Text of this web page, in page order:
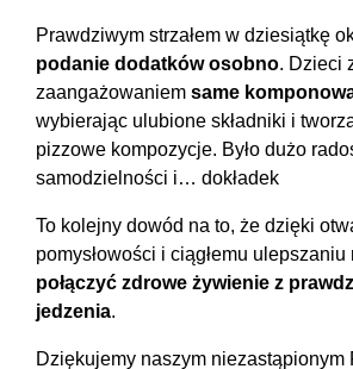
Prawdziwym strzałem w dziesiątkę
podanie dodatków osobno. Dzieci
zaangażowaniem same
wybierając ulubione składniki i
pizzowe kompozycje. Było dużo
samodzielności i… dokładek
To kolejny dowód na to, że dzięki
pomysłowości i ciągłemu ulepszaniu
połączyć zdrowe żywienie z
jedzenia.
Dziękujemy naszym niezastąpionym